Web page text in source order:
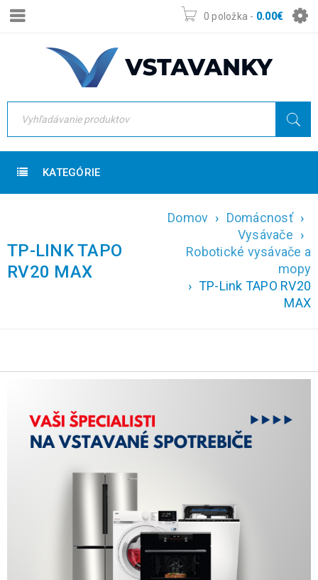
0 položka - 0.00€
KATEGÓRIE
TP-LINK TAPO
RV20 MAX
Domov › Domácnosť ›
Vysávače ›
Robotické vysávače a
mopy
› TP-Link TAPO RV20
MAX